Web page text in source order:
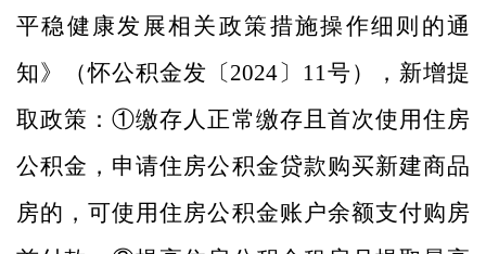
平稳健康发展相关政策措施操作细则的通
知》（怀公积金发〔2024〕 11号），新增提
取政策：①缴存人正常缴存且首次使用住房
公积金，申请住房公积金贷款购买新建商品
房的，可使用住房公积金账户余额支付购房